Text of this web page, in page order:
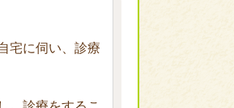
宅に伺い、診療